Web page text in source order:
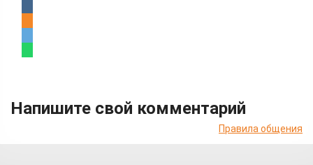
Напишите свой комментарий
Правила общения